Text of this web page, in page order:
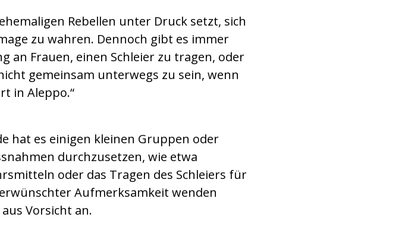
Rebellen unter Druck setzt, sich
zu wahren. Dennoch gibt es immer
an Frauen, einen Schleier zu tragen, oder
gemeinsam unterwegs zu sein, wenn
in Aleppo.“
hat es einigen kleinen Gruppen oder
durchzusetzen, wie etwa
oder das Tragen des Schleiers für
Aufmerksamkeit wenden
Vorsicht an.